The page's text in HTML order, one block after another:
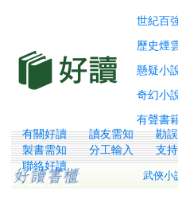
世紀百
歷史煙
懸疑小
奇幻小
有聲書
有關好讀 讀友需知
勘
製書需知
分工輸入
支
聯絡好讀
武俠小